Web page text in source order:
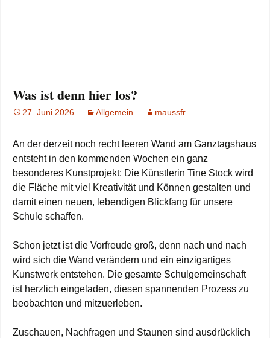
Was ist denn hier los?
27. Juni 2026 Allgemein maussfr
An der derzeit noch recht leeren Wand am Ganztagshaus
entsteht in den kommenden Wochen ein ganz
besonderes Kunstprojekt: Die Künstlerin Tine Stock wird
die Fläche mit viel Kreativität und Können gestalten und
damit einen neuen, lebendigen Blickfang für unsere
Schule schaffen.
Schon jetzt ist die Vorfreude groß, denn nach und nach
wird sich die Wand verändern und ein einzigartiges
Kunstwerk entstehen. Die gesamte Schulgemeinschaft
ist herzlich eingeladen, diesen spannenden Prozess zu
beobachten und mitzuerleben.
Zuschauen, Nachfragen und Staunen sind ausdrücklich